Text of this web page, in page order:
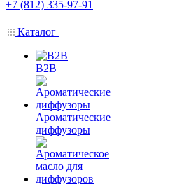
+7 (812) 335-97-91
Каталог
B2B
Ароматические
диффузоры